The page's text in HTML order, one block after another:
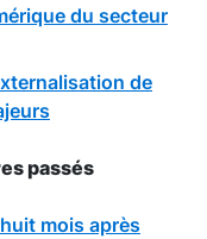
du secteur
de
passés
mois après